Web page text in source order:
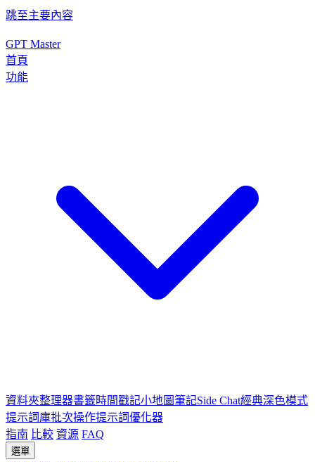
跳至主要內容
GPT Master
首頁
功能
資料夾整理器書籤時間戳記小地圖筆記Side Chat經典深色模式
提示詞庫批次操作提示詞優化器
指南 比較 資源 FAQ
選單